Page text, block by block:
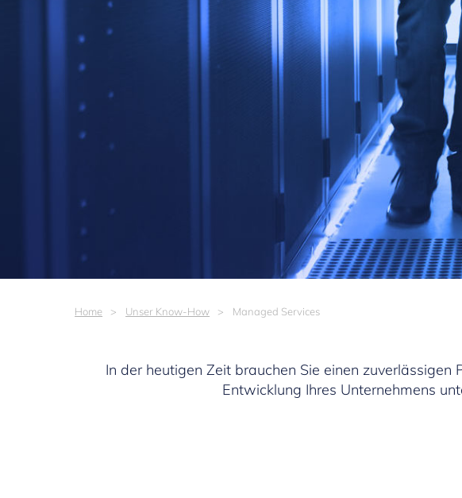
Home Unser Know-How Managed Services
In der heutigen Zeit brauchen Sie einen
Entwicklung Ihres Unternehmens